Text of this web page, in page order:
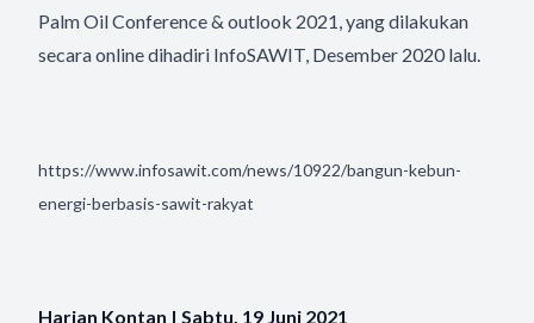
Palm Oil Conference & outlook 2021, yang dilakukan
secara online dihadiri InfoSAWIT, Desember 2020 lalu.
https://www.infosawit.com/news/10922/bangun-kebun-
energi-berbasis-sawit-rakyat
Harian Kontan | Sabtu, 19 Juni 2021